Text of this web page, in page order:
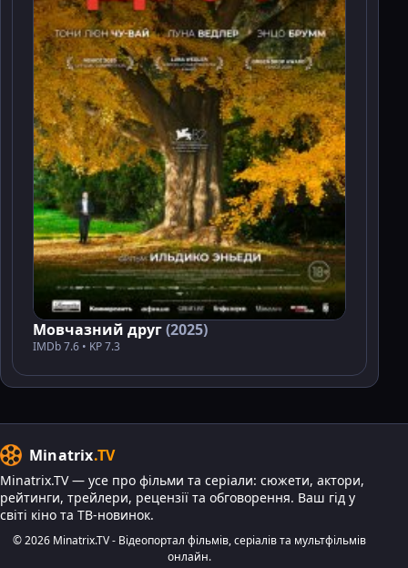
Мовчазний друг(2025)
IMDb 7.6 • KP 7.3
Minatrix.TV
Minatrix.TV — усе про фільми та серіали: сюжети, актори,
рейтинги, трейлери, рецензії та обговорення. Ваш гід у
світі кіно та ТВ-новинок.
© 2026 Minatrix.TV - Відеопортал фільмів, серіалів та мультфільмів
онлайн.